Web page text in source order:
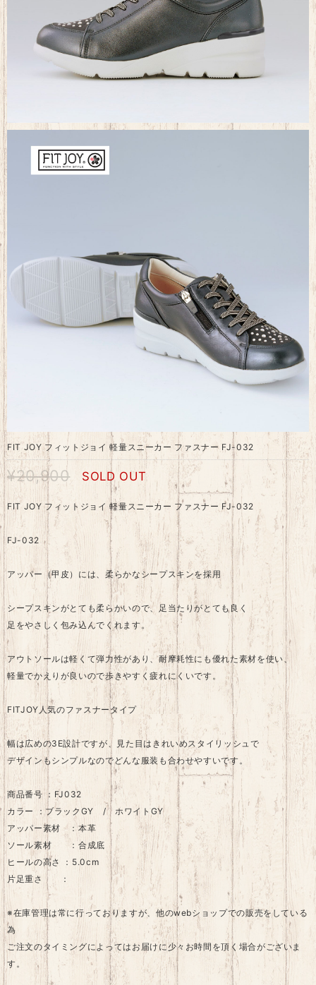
FIT JOY フィットジョイ 軽量スニーカー ファスナー FJ-032
¥20,900 SOLD OUT
FIT JOY フィットジョイ 軽量スニーカー ファスナー FJ-032
FJ-032
アッパー（甲皮）には、柔らかなシープスキンを採用
シープスキンがとても柔らかいので、足当たりがとても良く
足をやさしく包み込んでくれます。
アウトソールは軽くて弾力性があり、耐摩耗性にも優れた素材を使い、
軽量でかえりが良いので歩きやすく疲れにくいです。
FITJOY人気のファスナータイプ
幅は広めの3E設計ですが、見た目はきれいめスタイリッシュで
デザインもシンプルなのでどんな服装も合わせやすいです。
商品番号 ：FJ032
カラー ：ブラックGY / ホワイトGY
アッパー素材 ：本革
ソール素材 ：合成底
ヒールの高さ ：5.0cm
片足重さ ：
※在庫管理は常に行っておりますが、他のwebショップでの販売をしている
為
ご注文のタイミングによってはお届けに少々お時間を頂く場合がございま
す。